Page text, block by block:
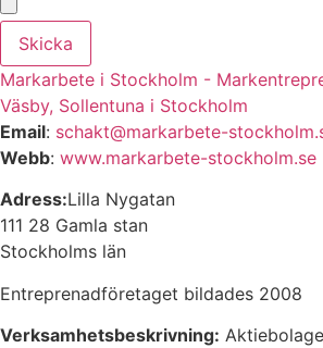
Skicka
Markarbete i Stockholm -
Väsby, Sollentuna i Stockholm
Email: schakt@markarbete-
Webb: www.markarbete-stockholm.se
Adress:Lilla Nygatan
111 28 Gamla stan
Stockholms län
Entreprenadföretaget bildades 2008
Verksamhetsbeskrivning: